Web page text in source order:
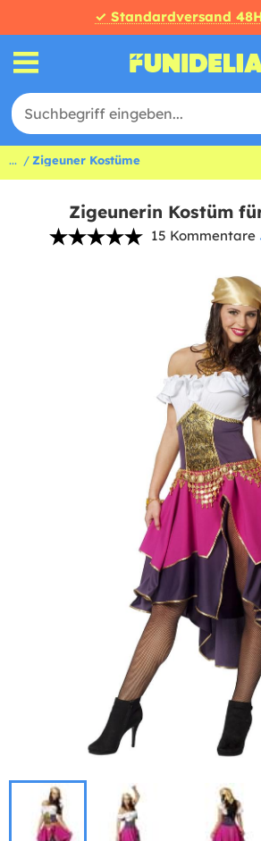
✓ Standardversand
... Zigeuner Kostüme
Zigeunerin Kostüm
15 Kommentare